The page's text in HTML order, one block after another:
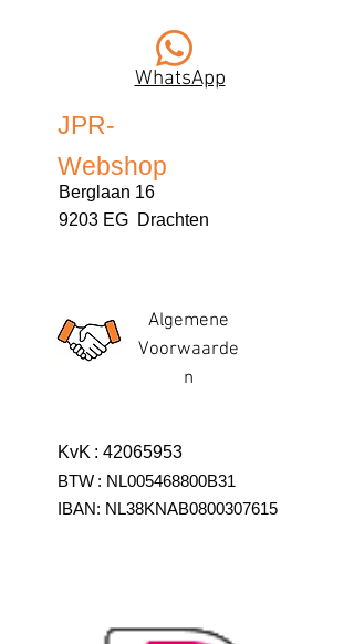
WhatsApp
JPR-
Webshop
Berglaan 16
9203 EG Drachten
Algemene
Voorwaarde
n
KvK : 42065953
BTW : NL005468800B31
IBAN: NL38KNAB0800307615